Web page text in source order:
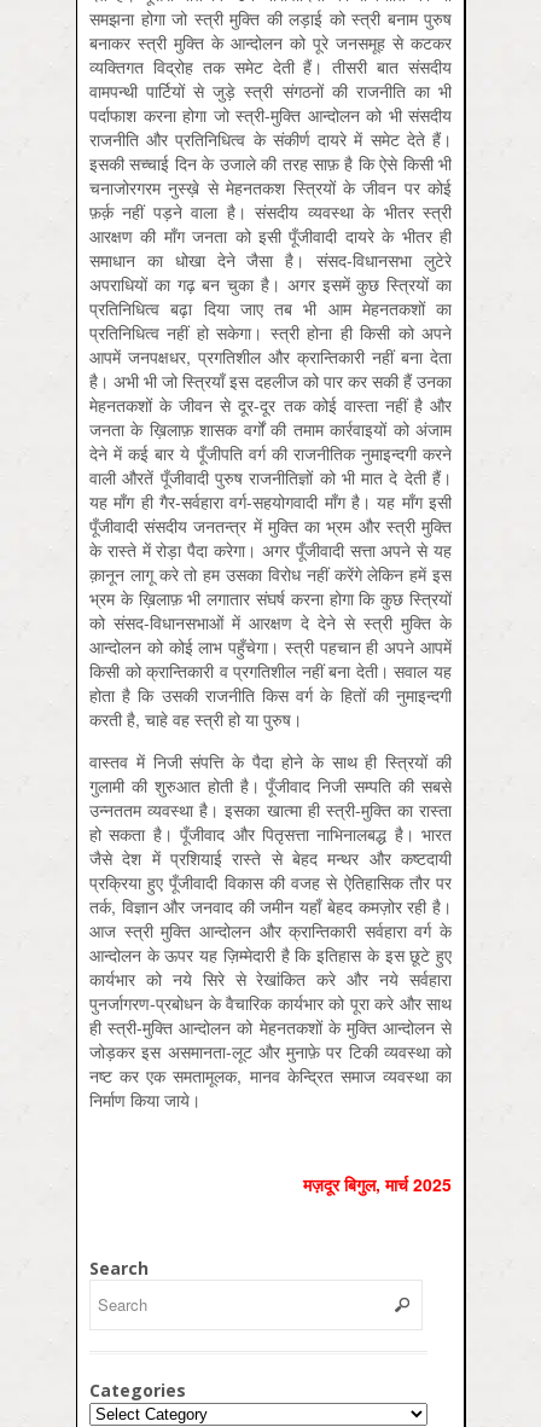
समझना होगा जो स्त्री मुक्ति की लड़ाई को स्त्री बनाम पुरुष
बनाकर स्त्री मुक्ति के आन्दोलन को पूरे जनसमूह से कटकर
व्यक्तिगत विद्रोह तक समेट देती हैं। तीसरी बात संसदीय
वामपन्थी पार्टियों से जुड़े स्त्री संगठनों की राजनीति का भी
पर्दाफाश करना होगा जो स्त्री-मुक्ति आन्दोलन को भी संसदीय
राजनीति और प्रतिनिधित्व के संकीर्ण दायरे में समेट देते हैं।
इसकी सच्चाई दिन के उजाले की तरह साफ़ है कि ऐसे किसी भी
चनाजोरगरम नुस्ख़े से मेहनतकश स्त्रियों के जीवन पर कोई
फ़र्क़ नहीं पड़ने वाला है। संसदीय व्यवस्था के भीतर स्त्री
आरक्षण की माँग जनता को इसी पूँजीवादी दायरे के भीतर ही
समाधान का धोखा देने जैसा है। संसद-विधानसभा लुटेरे
अपराधियों का गढ़ बन चुका है। अगर इसमें कुछ स्त्रियों का
प्रतिनिधित्व बढ़ा दिया जाए तब भी आम मेहनतकशों का
प्रतिनिधित्व नहीं हो सकेगा। स्त्री होना ही किसी को अपने
आपमें जनपक्षधर, प्रगतिशील और क्रान्तिकारी नहीं बना देता
है। अभी भी जो स्त्रियाँ इस दहलीज को पार कर सकी हैं उनका
मेहनतकशों के जीवन से दूर-दूर तक कोई वास्ता नहीं है और
जनता के ख़िलाफ़ शासक वर्गों की तमाम कार्रवाइयों को अंजाम
देने में कई बार ये पूँजीपति वर्ग की राजनीतिक नुमाइन्दगी करने
वाली औरतें पूँजीवादी पुरुष राजनीतिज्ञों को भी मात दे देती हैं।
यह माँग ही गैर-सर्वहारा वर्ग-सहयोगवादी माँग है। यह माँग इसी
पूँजीवादी संसदीय जनतन्त्र में मुक्ति का भ्रम और स्त्री मुक्ति
के रास्ते में रोड़ा पैदा करेगा। अगर पूँजीवादी सत्ता अपने से यह
क़ानून लागू करे तो हम उसका विरोध नहीं करेंगे लेकिन हमें इस
भ्रम के ख़िलाफ़ भी लगातार संघर्ष करना होगा कि कुछ स्त्रियों
को संसद-विधानसभाओं में आरक्षण दे देने से स्त्री मुक्ति के
आन्दोलन को कोई लाभ पहुँचेगा। स्त्री पहचान ही अपने आपमें
किसी को क्रान्तिकारी व प्रगतिशील नहीं बना देती। सवाल यह
होता है कि उसकी राजनीति किस वर्ग के हितों की नुमाइन्दगी
करती है, चाहे वह स्त्री हो या पुरुष।
वास्तव में निजी संपत्ति के पैदा होने के साथ ही स्त्रियों की
गुलामी की शुरुआत होती है। पूँजीवाद निजी सम्पति की सबसे
उन्नततम व्यवस्था है। इसका खात्मा ही स्त्री-मुक्ति का रास्ता
हो सकता है। पूँजीवाद और पितृसत्ता नाभिनालबद्ध है। भारत
जैसे देश में प्रशियाई रास्ते से बेहद मन्थर और कष्टदायी
प्रक्रिया हुए पूँजीवादी विकास की वजह से ऐतिहासिक तौर पर
तर्क, विज्ञान और जनवाद की जमीन यहाँ बेहद कमज़ोर रही है।
आज स्त्री मुक्ति आन्दोलन और क्रान्तिकारी सर्वहारा वर्ग के
आन्दोलन के ऊपर यह ज़िम्मेदारी है कि इतिहास के इस छूटे हुए
कार्यभार को नये सिरे से रेखांकित करे और नये सर्वहारा
पुनर्जागरण-प्रबोधन के वैचारिक कार्यभार को पूरा करे और साथ
ही स्त्री-मुक्ति आन्दोलन को मेहनतकशों के मुक्ति आन्दोलन से
जोड़कर इस असमानता-लूट और मुनाफ़े पर टिकी व्यवस्था को
नष्ट कर एक समतामूलक, मानव केन्द्रित समाज व्यवस्था का
निर्माण किया जाये।
मज़दूर बिगुल, मार्च 2025
Search
Categories
Categories